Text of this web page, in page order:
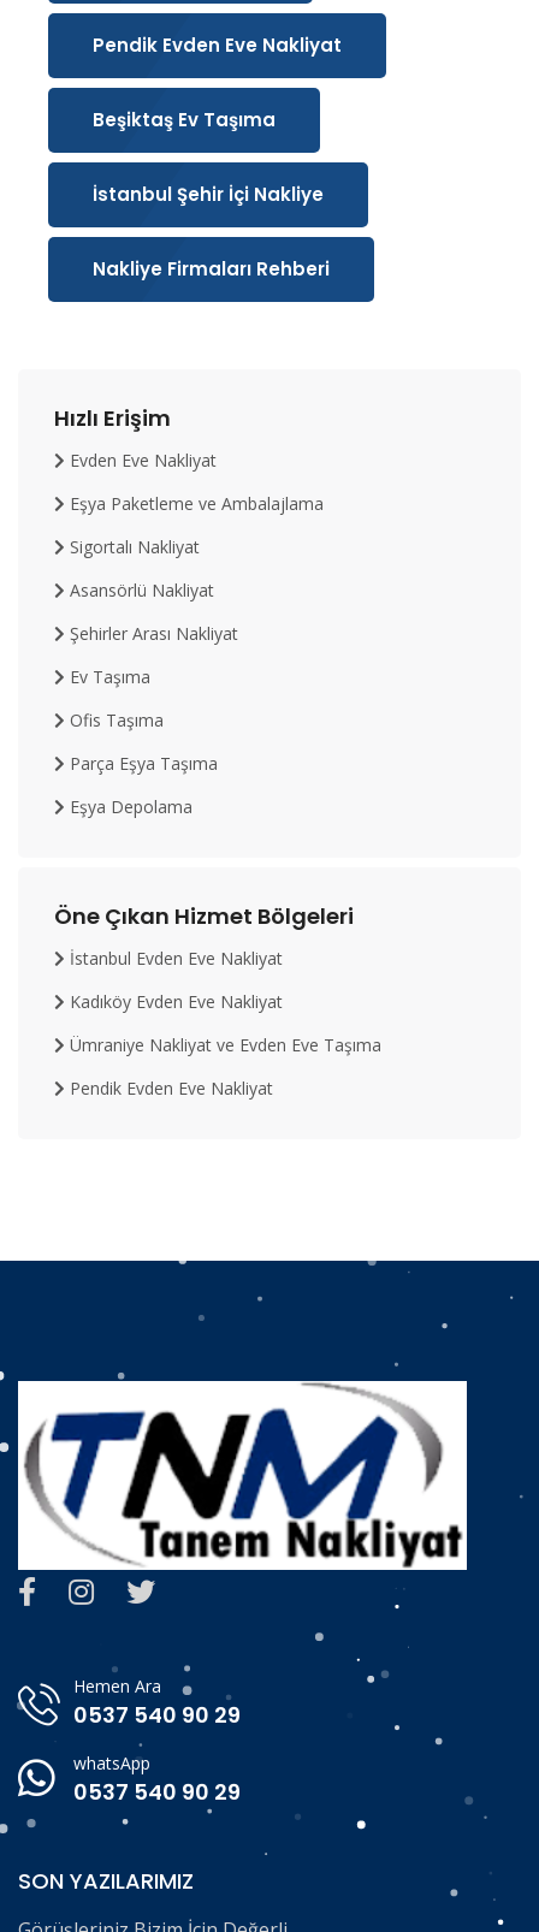
Pendik Evden Eve Nakliyat
Beşiktaş Ev Taşıma
İstanbul Şehir İçi Nakliye
Nakliye Firmaları Rehberi
Hızlı Erişim
Evden Eve Nakliyat
Eşya Paketleme ve Ambalajlama
Sigortalı Nakliyat
Asansörlü Nakliyat
Şehirler Arası Nakliyat
Ev Taşıma
Ofis Taşıma
Parça Eşya Taşıma
Eşya Depolama
Öne Çıkan Hizmet Bölgeleri
İstanbul Evden Eve Nakliyat
Kadıköy Evden Eve Nakliyat
Ümraniye Nakliyat ve Evden Eve Taşıma
Pendik Evden Eve Nakliyat
Hemen Ara
0537 540 90 29
whatsApp
0537 540 90 29
SON YAZILARIMIZ